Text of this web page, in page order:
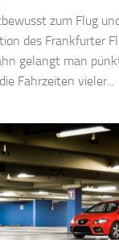
zum Flug
des Frankfurter
gelangt man
Fahrzeiten vieler...